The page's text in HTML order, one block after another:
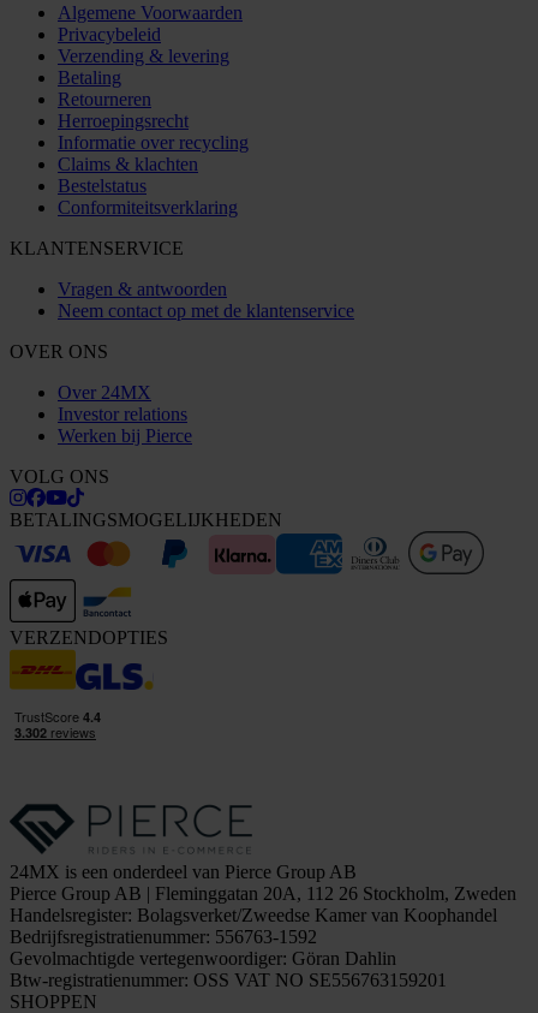
Algemene Voorwaarden
Privacybeleid
Verzending & levering
Betaling
Retourneren
Herroepingsrecht
Informatie over recycling
Claims & klachten
Bestelstatus
Conformiteitsverklaring
KLANTENSERVICE
Vragen & antwoorden
Neem contact op met de klantenservice
OVER ONS
Over 24MX
Investor relations
Werken bij Pierce
VOLG ONS
BETALINGSMOGELIJKHEDEN
VERZENDOPTIES
24MX is een onderdeel van Pierce Group AB
Pierce Group AB | Fleminggatan 20A, 112 26 Stockholm, Zweden
Handelsregister: Bolagsverket/Zweedse Kamer van Koophandel
Bedrijfsregistratienummer: 556763-1592
Gevolmachtigde vertegenwoordiger: Göran Dahlin
Btw-registratienummer: OSS VAT NO SE556763159201
SHOPPEN